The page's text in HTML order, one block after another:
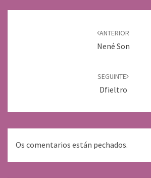
ANTERIOR
Nené Son
SEGUINTE
Dfieltro
Os comentarios están pechados.